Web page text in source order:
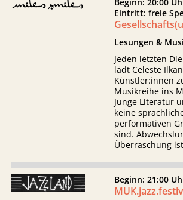
Eintritt: freie
Lesungen &
Jeden letzten
lädt Celeste
Künstler:innen
Musikreihe ins
Junge Literatur
keine
performativen
sind.
Überraschung
Beginn: 21:00